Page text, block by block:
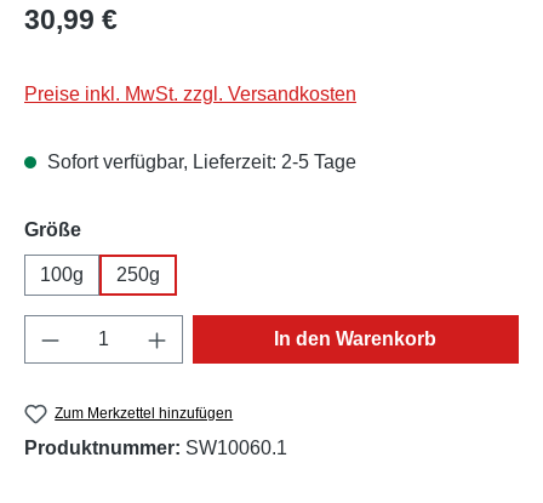
Regulärer Preis:
30,99 €
Preise inkl. MwSt. zzgl. Versandkosten
Sofort verfügbar, Lieferzeit: 2-5 Tage
Größeauswählen
100g 250g
Produkt Anzahl: Gib den gewünschten
In den Warenkorb
Zum Merkzettel hinzufügen
Produktnummer: SW10060.1